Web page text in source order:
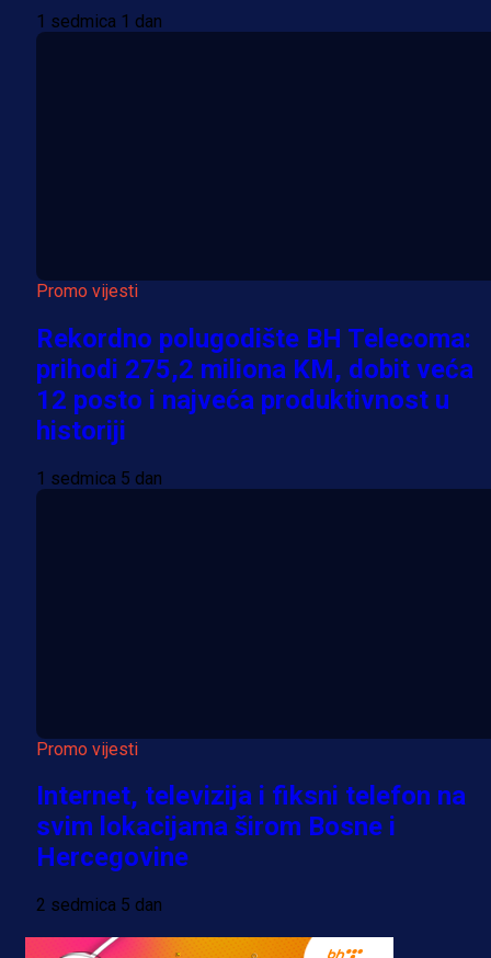
1 sedmica 1 dan
Promo vijesti
Rekordno polugodište BH Telecoma:
prihodi 275,2 miliona KM, dobit veća
12 posto i najveća produktivnost u
historiji
1 sedmica 5 dan
Promo vijesti
Internet, televizija i fiksni telefon na
svim lokacijama širom Bosne i
Hercegovine
2 sedmica 5 dan